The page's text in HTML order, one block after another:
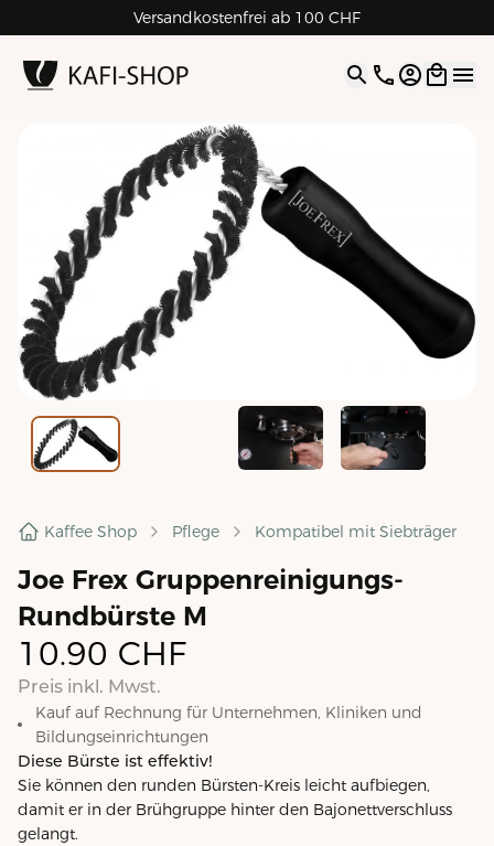
Versandkostenfrei ab 100 CHF
4.9| 5.0 Google
Open
Kaffee Shop Pflege Kompatibel mit Siebträger
Joe Frex Gruppenreinigungs-
Rundbürste M
10.90 CHF
Preis inkl. Mwst.
Kauf auf Rechnung für Unternehmen, Kliniken und
Bildungseinrichtungen
Diese Bürste ist effektiv!
Sie können den runden Bürsten-Kreis leicht aufbiegen,
damit er in der Brühgruppe hinter den Bajonettverschluss
gelangt.